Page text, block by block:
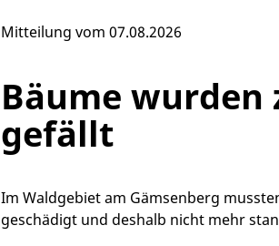
Mitteilung vom 07.08.2026
Bäume
gefällt
Im Waldgebiet am Gämsenberg
geschädigt und deshalb nicht mehr